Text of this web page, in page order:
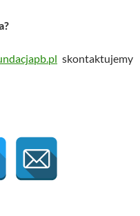
skontaktujemy